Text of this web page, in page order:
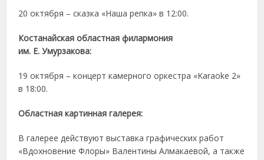
20 октября – сказка «Наша репка» в 12:00.
Костанайская областная филармония
им. Е.Умурзакова:
19 октября – концерт камерного оркестра «Karaoke 2»
в 18:00.
Областная картинная галерея:
В галерее действуют выставка графических работ
«Вдохновение Флоры» Валентины Алмакаевой, а также